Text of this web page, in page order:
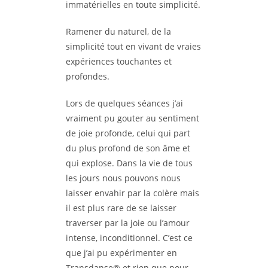
immatérielles en toute simplicité.
Ramener du naturel, de la
simplicité tout en vivant de vraies
expériences touchantes et
profondes.
Lors de quelques séances j’ai
vraiment pu gouter au sentiment
de joie profonde, celui qui part
du plus profond de son âme et
qui explose. Dans la vie de tous
les jours nous pouvons nous
laisser envahir par la colère mais
il est plus rare de se laisser
traverser par la joie ou l’amour
intense, inconditionnel. C’est ce
que j’ai pu expérimenter en